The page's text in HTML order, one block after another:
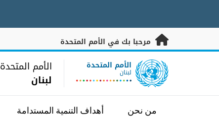
مرحبا بك في الأمم المتحدة
UN Logo الأمم المتحدة
لبنان
الأمم المتحدة
لبنان
من نحن أهداف التنمية المستدامة